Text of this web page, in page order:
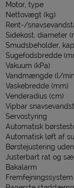
Motor, type
Nettovægt (kg)
Rent-/
Sidekost, diameter
Smudsbeholder,
Sugefodsbredde
Vakuum (kPa)
Vandmængde (l/
Vaskebredde (mm)
Venderadius (cm)
Vipbar
Servostyring
Automatisk
Automatisk løft af
Børstejustering
Justerbart rat og
Bakalarm
Fremfejningssystem